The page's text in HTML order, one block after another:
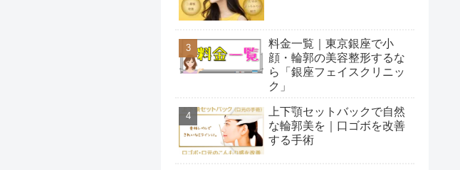
料金一覧｜東京銀座で小
顔・輪郭の美容整形するな
ら「銀座フェイスクリニッ
ク」
上下顎セットバックで自然
な輪郭美を｜口ゴボを改善
する手術